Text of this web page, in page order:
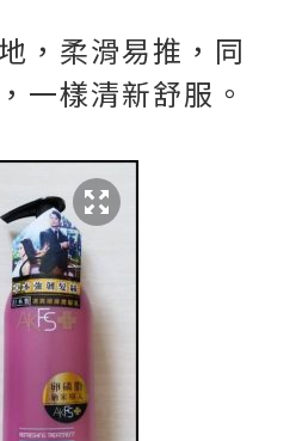
，柔滑易推，同
一樣清新舒服。